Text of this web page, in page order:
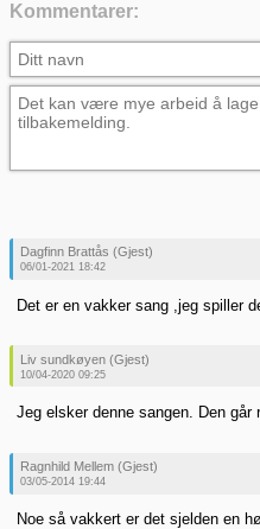
Kommentarer:
Dagfinn Brattås (Gjest)
06/01-2021 18:42
Det er en vakker sang ,jeg spiller
Liv sundkøyen (Gjest)
10/04-2020 09:25
Jeg elsker denne sangen. Den går
Ragnhild Mellem (Gjest)
03/05-2014 19:44
Noe så vakkert er det sjelden en